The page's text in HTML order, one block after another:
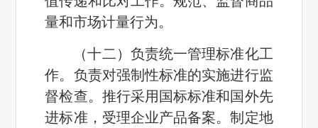
量和市场计量行为。
（十二）负责统一管理标准化工
作。负责对强制性标准的实施进行监
督检查。推行采用国标标准和国外先
进标准，受理企业产品备案。制定地